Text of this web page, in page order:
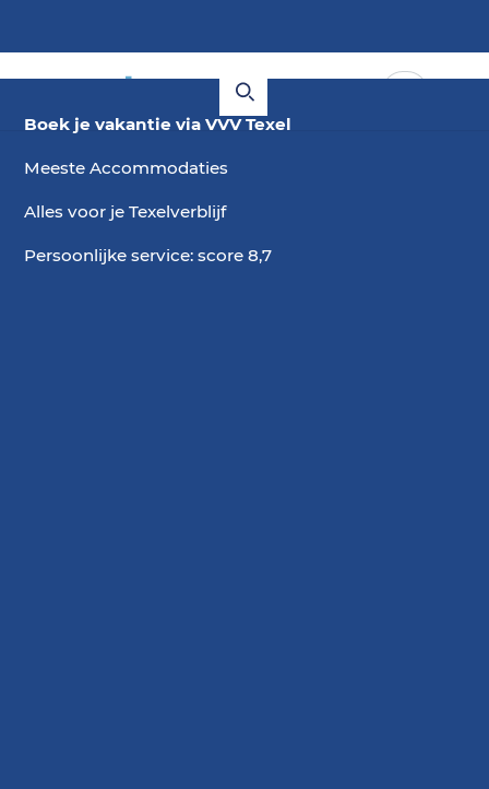
Boek je vakantie via VVV Texel
Meeste Accommodaties
Alles voor je Texelverblijf
Persoonlijke service: score 8,7